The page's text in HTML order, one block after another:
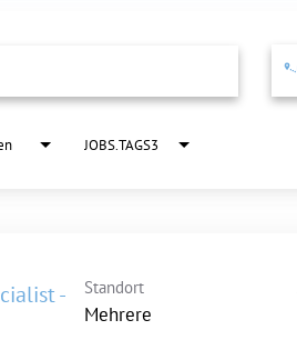
JOBS.TAGS3
-
Standort
Mehrere